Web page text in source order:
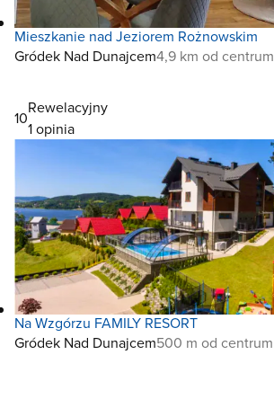
Mieszkanie nad Jeziorem Rożnowskim
Gródek Nad Dunajcem4,9 km od centrum
10
Rewelacyjny
1 opinia
Na Wzgórzu FAMILY RESORT
Gródek Nad Dunajcem500 m od centrum